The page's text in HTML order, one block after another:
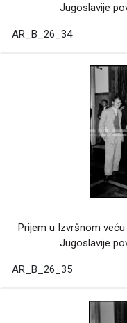
Jugoslavije
AR_B_26_34
Prijem u Izvršnom
Jugoslavije
AR_B_26_35